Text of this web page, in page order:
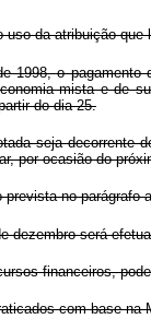
uso da atribuição que
o pagamento
mista e de
do dia 25.
seja decorrente
por ocasião do
no parágrafo
será
financeiros,
com base na